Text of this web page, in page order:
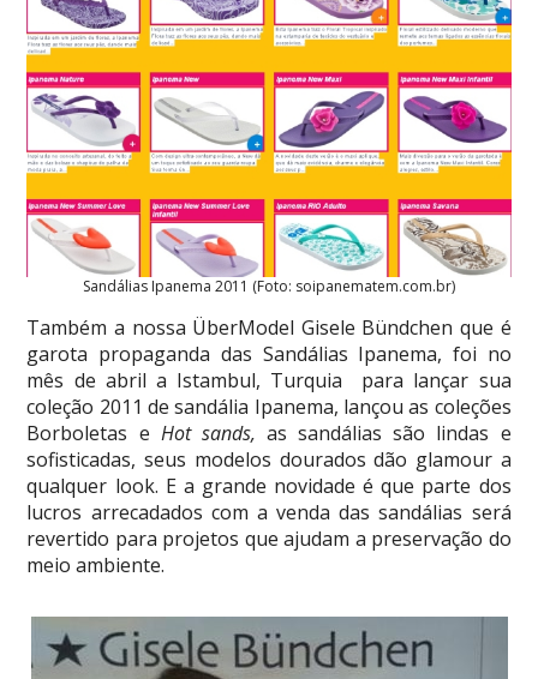
Sandálias Ipanema 2011 (Foto: soipanematem.com.br)
Também a nossa ÜberModel Gisele Bündchen que é
garota propaganda das Sandálias Ipanema, foi no
mês de abril a Istambul, Turquia para lançar sua
coleção 2011 de sandália Ipanema, lançou as coleções
Borboletas e Hot sands, as sandálias são lindas e
sofisticadas, seus modelos dourados dão glamour a
qualquer look. E a grande novidade é que parte dos
lucros arrecadados com a venda das sandálias será
revertido para projetos que ajudam a preservação do
meio ambiente.